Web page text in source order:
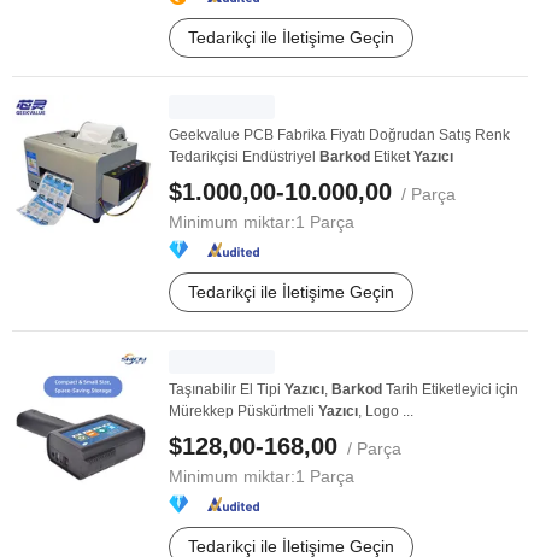
Tedarikçi ile İletişime Geçin
Geekvalue PCB Fabrika Fiyatı Doğrudan Satış Renk
Tedarikçisi Endüstriyel
Barkod EtiketYazıcı
$1.000,00-10.000,00 / Parça
Minimum miktar:1 Parça
Tedarikçi ile İletişime Geçin
Taşınabilir El Tipi Yazıcı, Barkod Tarih Etiketleyici için
Mürekkep Püskürtmeli Yazıcı, Logo ...
$128,00-168,00 / Parça
Minimum miktar:1 Parça
Tedarikçi ile İletişime Geçin